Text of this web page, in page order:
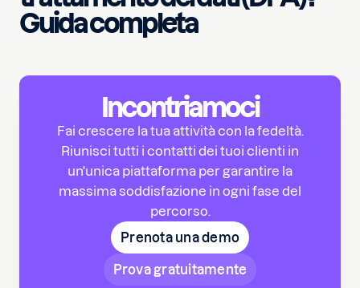
Guida completa
Incontriamoci
Fai crescere la tua attività con la fedeltà.
Riunisci tutti i contatti dei tuoi clienti in
un'unica piattaforma per garantire la
massima soddisfazione in ogni fase del
percorso.
Prenota una demo
Prova gratuitamente